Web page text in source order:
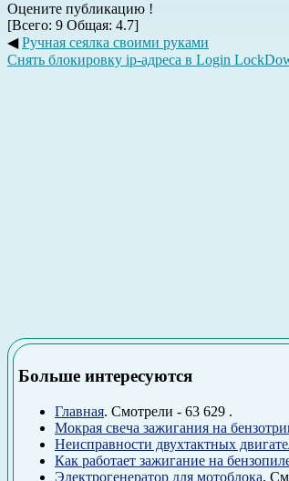
Оцените публикацию !
[Всего: 9 Общая: 4.7]
◀Ручная сеялка своими руками
Снять блокировку ip-адреса в Login
Больше интересуются
Главная. Смотрели - 63 629 .
Мокрая свеча зажигания на
Неисправности двухтактных
Как работает зажигание на
Электрогенератор для мотоблока.